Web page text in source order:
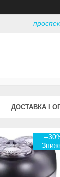
ДОСТАВКА І